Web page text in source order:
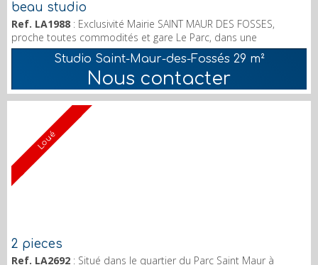
beau studio
Ref. LA1988 : Exclusivité Mairie SAINT MAUR DES FOSSES,
proche toutes commodités et gare Le Parc, dans une
résidence de bon standing, un studio avec entrée, placard,
séjour sur balcon, cuisine aménagée, salle de bains et wc.
Fenêtres double vitrage. parking extérieur. Loyer 834 € charges
comprises. Agence All Immo 3 avenue Gambetta 94100 SAINT
MAUR DES FOSSES Charles LELARGET 06 86 88 65 91&nbs...
Studio Saint-Maur-des-Fossés 29 m²
Nous contacter
Loué
2 pieces
Ref. LA2692 : Situé dans le quartier du Parc Saint Maur à